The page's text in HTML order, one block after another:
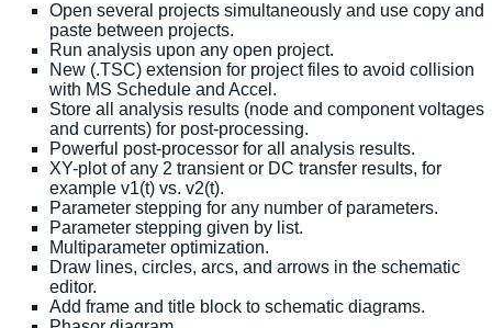
Open several projects simultaneously and use copy and
paste between projects.
Run analysis upon any open project.
New (.TSC) extension for project files to avoid collision
with MS Schedule and Accel.
Store all analysis results (node and component voltages
and currents) for post-processing.
Powerful post-processor for all analysis results.
XY-plot of any 2 transient or DC transfer results, for
example v1(t) vs. v2(t).
Parameter stepping for any number of parameters.
Parameter stepping given by list.
Multiparameter optimization.
Draw lines, circles, arcs, and arrows in the schematic
editor.
Add frame and title block to schematic diagrams.